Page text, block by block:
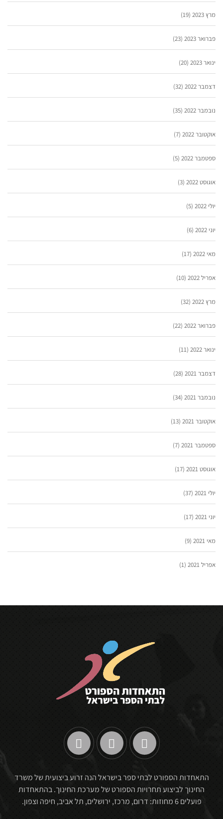
מרץ 2023 (19)
פברואר 2023 (23)
ינואר 2023 (20)
דצמבר 2022 (32)
נובמבר 2022 (35)
אוקטובר 2022 (7)
ספטמבר 2022 (5)
אוגוסט 2022 (3)
יולי 2022 (5)
יוני 2022 (6)
מאי 2022 (17)
אפריל 2022 (10)
מרץ 2022 (32)
פברואר 2022 (22)
ינואר 2022 (11)
דצמבר 2021 (28)
נובמבר 2021 (34)
אוקטובר 2021 (13)
ספטמבר 2021 (7)
אוגוסט 2021 (17)
יולי 2021 (37)
יוני 2021 (17)
מאי 2021 (9)
אפריל 2021 (1)
התאחדות הספורט לבתי ספר בישראל הנה זרוע ביצועית של משרד
החינוך לביצוע תחרויות הספורט של מערכת החינוך. בהתאחדות
פועלים 6 מחוזות: דרום, מרכז, ירושלים, תל אביב, חיפה וצפון.